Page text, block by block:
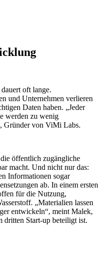
oft lange.
und Unternehmen verlieren
Daten haben. „Jeder
werden zu wenig
Gründer von ViMi Labs.
öffentlich zugängliche
macht. Und nicht nur das:
Informationen sogar
ab. In einem ersten
für die Nutzung,
„Materialien lassen
entwickeln“, meint Malek,
dritten Start-up beteiligt ist.